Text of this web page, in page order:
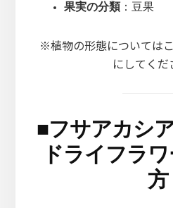
果実の分類 ：豆果
※植物の形態については
にしてくだ
■フサアカシ
ドライフラ
方